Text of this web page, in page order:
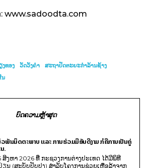
www.sadoodta.com
ງທອງ ວັດວັງຄຳ
ສະຖາປັດຕະຍະກຳລ້ານຊ້າງ
ນ
ບົດຄວາມຫຼ້າສຸດ
ພັນມິດຕະພາບ ແລະ ການຮ່ວມມືອັນດີງາມ ກໍຄືການເປັນຄູ່
.
ງຫາ 2026 ທີ່ ກະຊວງການຕ່າງປະເທດ ໄດ້ມີພິທີ
ຽນ (ສະບັບປັບປຸງ) ສໍາລັບໂຄງການຊ່ວຍເຫຼືອລ້າຈາກ